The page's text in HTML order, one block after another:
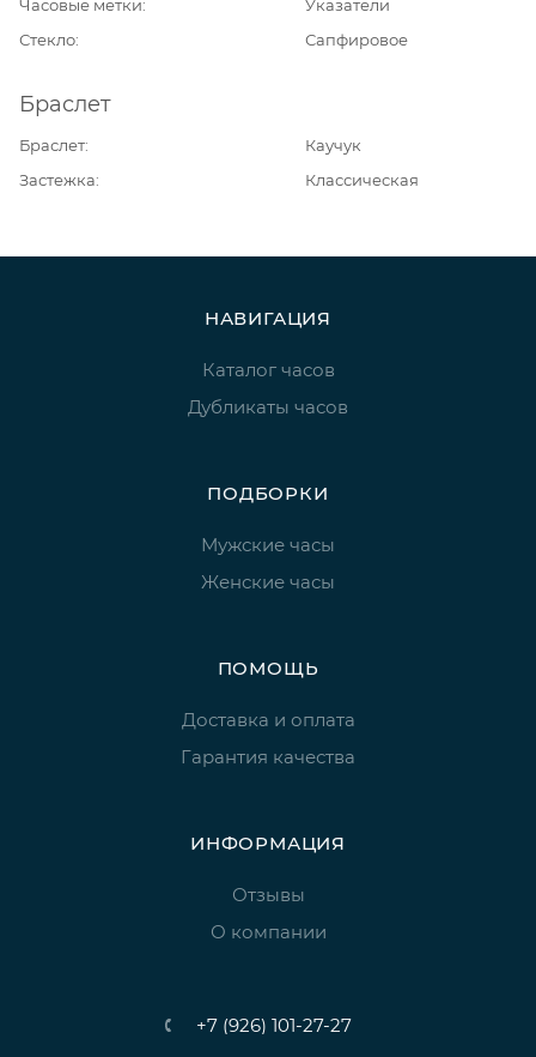
Часовые метки
Указатели
Стекло
Сапфировое
Браслет
Браслет
Каучук
Застежка
Классическая
НАВИГАЦИЯ
Каталог часов
Дубликаты часов
ПОДБОРКИ
Мужские часы
Женские часы
ПОМОЩЬ
Доставка и оплата
Гарантия качества
ИНФОРМАЦИЯ
Отзывы
О компании
+7 (926) 101-27-27